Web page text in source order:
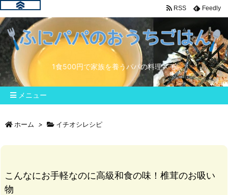
1食500円で家族を養うパパの料理メモ
メニュー
RSS Feedly
ホーム > イチオシレシピ
こんなにお手軽なのに高級和食の味！椎茸のお吸い
物